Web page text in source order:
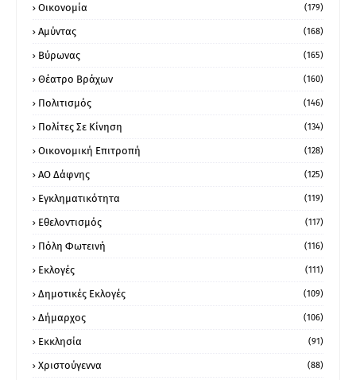
Οικονομία (179)
Αμύντας (168)
Βύρωνας (165)
Θέατρο Βράχων (160)
Πολιτισμός (146)
Πολίτες Σε Κίνηση (134)
Οικονομική Επιτροπή (128)
ΑΟ Δάφνης (125)
Εγκληματικότητα (119)
Εθελοντισμός (117)
Πόλη Φωτεινή (116)
Εκλογές (111)
Δημοτικές Εκλογές (109)
Δήμαρχος (106)
Εκκλησία (91)
Χριστούγεννα (88)